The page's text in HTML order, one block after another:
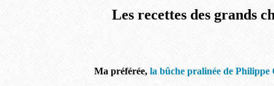
Les recettes des grands
Ma préférée, la bûche pralinée de Philippe